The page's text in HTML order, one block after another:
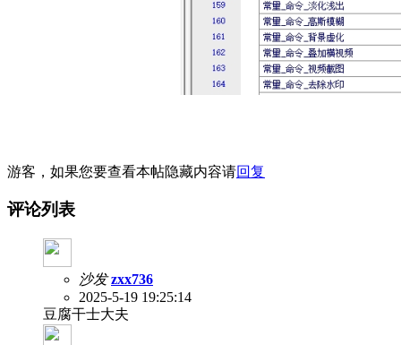
游客，如果您要查看本帖隐藏内容请回复
评论列表
沙发 zxx736
2025-5-19 19:25:14
豆腐干士大夫